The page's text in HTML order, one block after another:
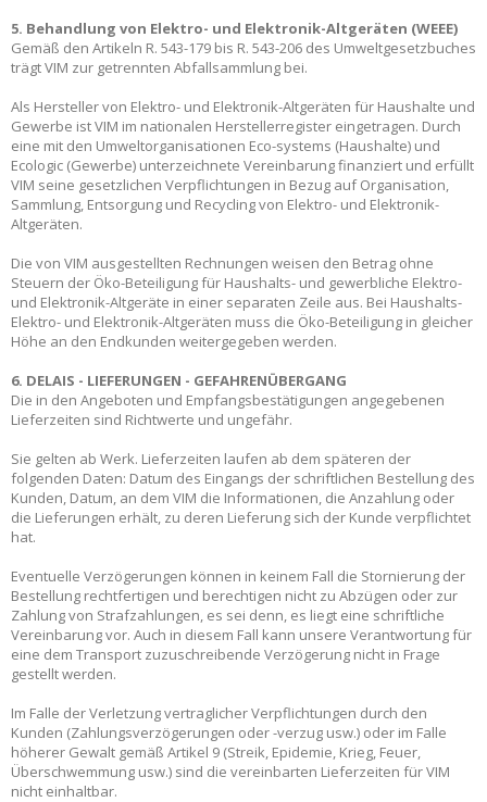
5. Behandlung von Elektro- und Elektronik-Altgeräten (WEEE)
Gemäß den Artikeln R. 543-179 bis R. 543-206 des Umweltgesetzbuches
trägt VIM zur getrennten Abfallsammlung bei.
Als Hersteller von Elektro- und Elektronik-Altgeräten für Haushalte und
Gewerbe ist VIM im nationalen Herstellerregister eingetragen. Durch
eine mit den Umweltorganisationen Eco-systems (Haushalte) und
Ecologic (Gewerbe) unterzeichnete Vereinbarung finanziert und erfüllt
VIM seine gesetzlichen Verpflichtungen in Bezug auf Organisation,
Sammlung, Entsorgung und Recycling von Elektro- und Elektronik-
Altgeräten.
Die von VIM ausgestellten Rechnungen weisen den Betrag ohne
Steuern der Öko-Beteiligung für Haushalts- und gewerbliche Elektro-
und Elektronik-Altgeräte in einer separaten Zeile aus. Bei Haushalts-
Elektro- und Elektronik-Altgeräten muss die Öko-Beteiligung in gleicher
Höhe an den Endkunden weitergegeben werden.
6. DELAIS - LIEFERUNGEN - GEFAHRENÜBERGANG
Die in den Angeboten und Empfangsbestätigungen angegebenen
Lieferzeiten sind Richtwerte und ungefähr.
Sie gelten ab Werk. Lieferzeiten laufen ab dem späteren der
folgenden Daten: Datum des Eingangs der schriftlichen Bestellung des
Kunden, Datum, an dem VIM die Informationen, die Anzahlung oder
die Lieferungen erhält, zu deren Lieferung sich der Kunde verpflichtet
hat.
Eventuelle Verzögerungen können in keinem Fall die Stornierung der
Bestellung rechtfertigen und berechtigen nicht zu Abzügen oder zur
Zahlung von Strafzahlungen, es sei denn, es liegt eine schriftliche
Vereinbarung vor. Auch in diesem Fall kann unsere Verantwortung für
eine dem Transport zuzuschreibende Verzögerung nicht in Frage
gestellt werden.
Im Falle der Verletzung vertraglicher Verpflichtungen durch den
Kunden (Zahlungsverzögerungen oder -verzug usw.) oder im Falle
höherer Gewalt gemäß Artikel 9 (Streik, Epidemie, Krieg, Feuer,
Überschwemmung usw.) sind die vereinbarten Lieferzeiten für VIM
nicht einhaltbar.